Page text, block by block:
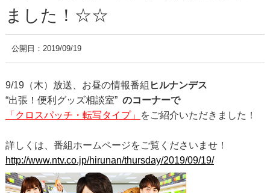
ました！☆☆
公開日： 2019/09/19
9/19（木）放送、お昼の情報番組 ヒルナンデス
“出張！便利グッズ相談室” のコーナーで
「クロスパッチ・転写タイプ」
をご紹介いただきました！
詳しくは、番組ホームページをご覧くださいませ！
http://www.ntv.co.jp/hirunan/thursday/2019/09/19/